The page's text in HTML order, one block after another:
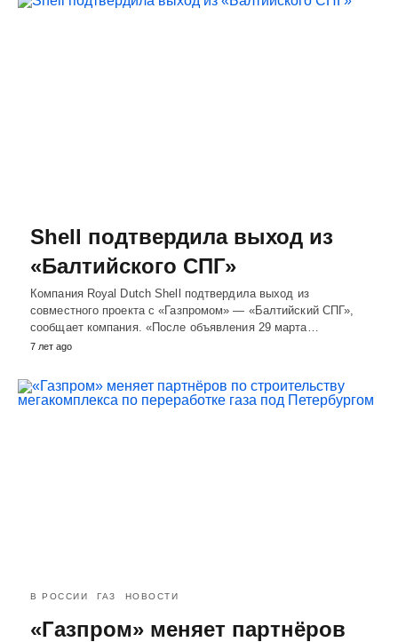
Shell подтвердила выход из
«Балтийского СПГ»
Компания Royal Dutch Shell подтвердила выход из
совместного проекта с «Газпромом» — «Балтийский СПГ»,
сообщает компания. «После объявления 29 марта…
7 лет ago
В РОССИИ ГАЗ НОВОСТИ
«Газпром» меняет партнёров